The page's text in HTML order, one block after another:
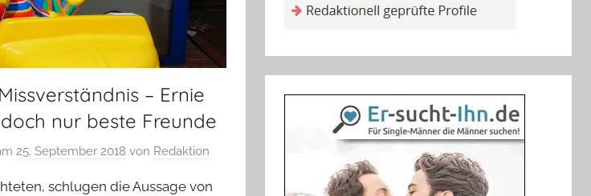
– Ernie
nur beste Freunde
25. September 2018 von Redaktion
schlugen die Aussage von